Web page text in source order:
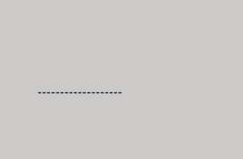
-------------------